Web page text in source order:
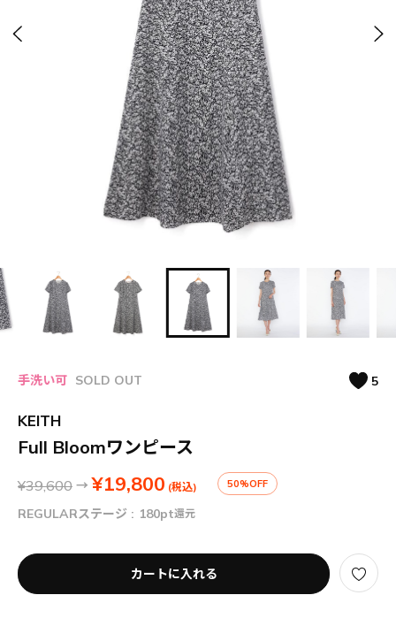
手洗い可 SOLD OUT 5
KEITH
Full Bloomワンピース
¥39,600 → ¥19,800 (税込) 50%OFF
REGULARステージ : 180pt還元
カートに入れる